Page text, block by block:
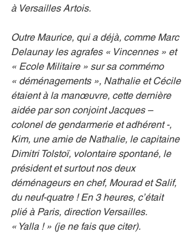
à Versailles Artois.
Outre Maurice, qui a déjà, comme Marc
Delaunay les agrafes « Vincennes » et
« Ecole Militaire » sur sa commémo
« déménagements », Nathalie et Cécile
étaient à la manœuvre, cette dernière
aidée par son conjoint Jacques –
colonel de gendarmerie et adhérent -,
Kim, une amie de Nathalie, le capitaine
Dimitri Tolstoï, volontaire spontané, le
président et surtout nos deux
déménageurs en chef, Mourad et Salif,
du neuf-quatre ! En 3 heures, c’était
plié à Paris, direction Versailles.
« Yalla ! » (je ne fais que citer).